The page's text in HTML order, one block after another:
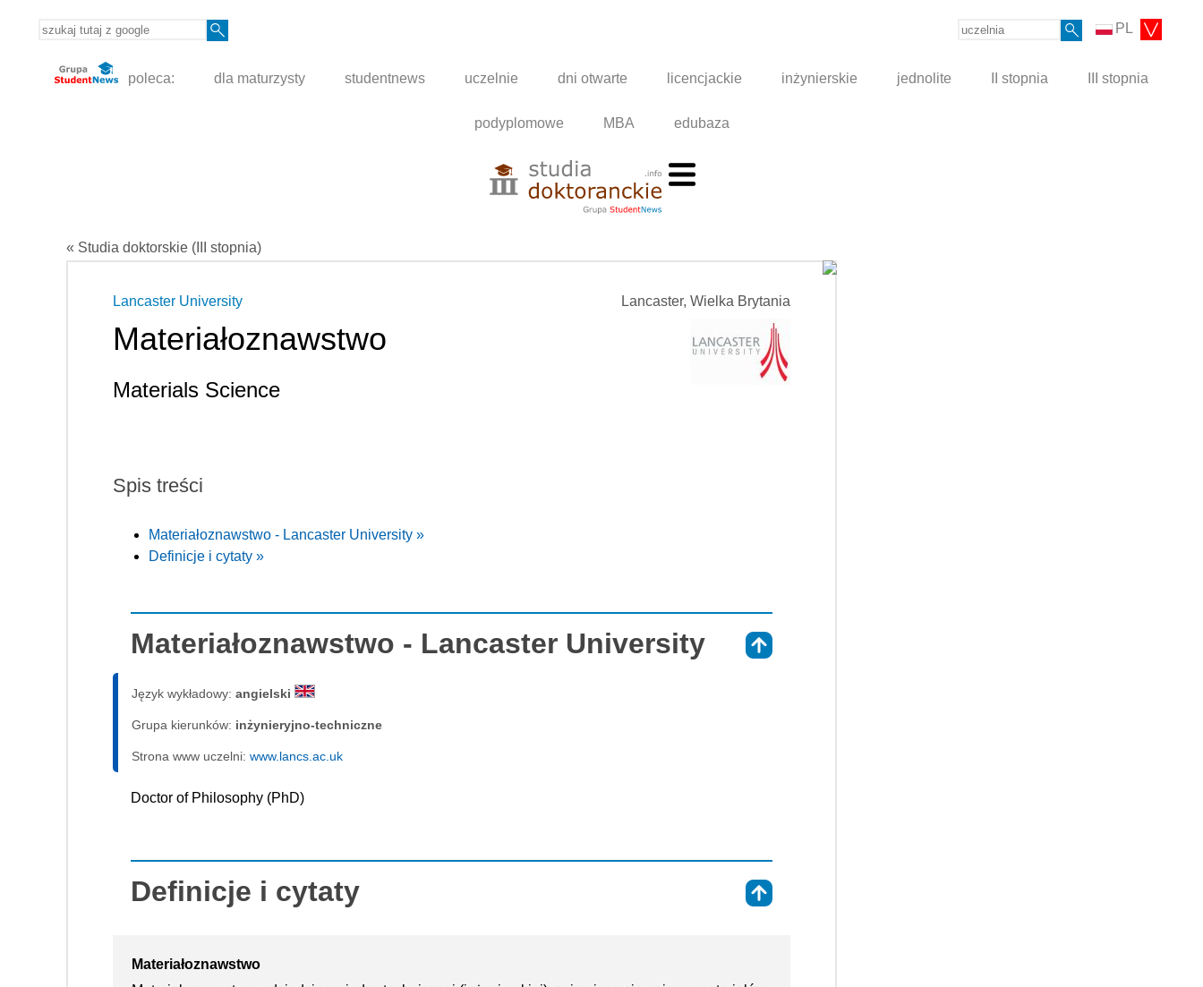
PL
poleca: dla maturzysty studentnews uczelnie dni otwarte licencjackie inżynierskie jednolite II stopnia III stopnia
podyplomowe MBA edubaza
« Studia doktorskie (III stopnia)
Lancaster, Wielka Brytania
Lancaster University
Materiałoznawstwo
Materials Science
Spis treści
Materiałoznawstwo - Lancaster University »
Definicje i cytaty »
Materiałoznawstwo - Lancaster University
Język wykładowy: angielski
Grupa kierunków: inżynieryjno-techniczne
Strona www uczelni: www.lancs.ac.uk
Doctor of Philosophy (PhD)
Definicje i cytaty
Materiałoznawstwo